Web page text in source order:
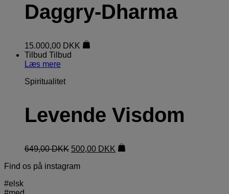
Daggry-Dharma
15.000,00 DKK
Tilbud Tilbud
Læs mere
Spiritualitet
Levende Visdom
649,00DKK 500,00 DKK
Find os på instagram
#elsk